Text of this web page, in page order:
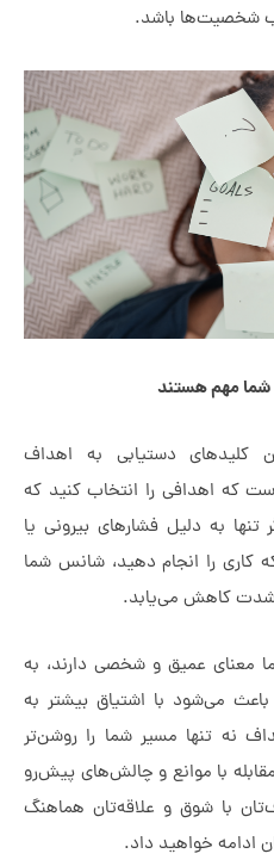
باشد.
دستیابی به اهداف
را انتخاب کنید که
دلیل فشارهای بیرونی یا
انجام دهید، شانس شما
می‌یابد.
عمیق و شخصی دارند، به
با اشتیاق بیشتر به
مسیر شما را روشن‌تر
موانع و چالش‌های پیش‌رو
و علاقه‌تان هماهنگ
داد.